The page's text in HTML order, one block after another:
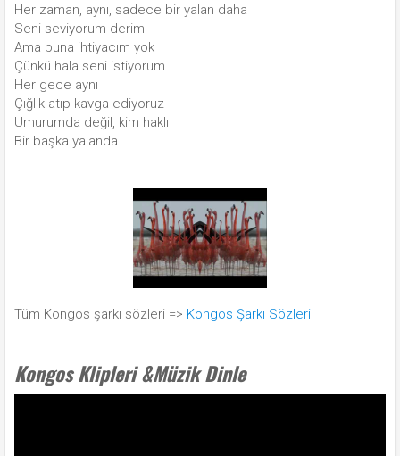
Her zaman, aynı, sadece bir yalan daha
Seni seviyorum derim
Ama buna ihtiyacım yok
Çünkü hala seni istiyorum
Her gece aynı
Çığlık atıp kavga ediyoruz
Umurumda değil, kim haklı
Bir başka yalanda
Tüm Kongos şarkı sözleri => Kongos Şarkı Sözleri
Kongos Klipleri &Müzik Dinle